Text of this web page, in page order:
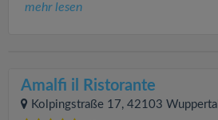
mehr lesen
Amalfi il Ristorante
Kolpingstraße 17, 42103 Wuppertal